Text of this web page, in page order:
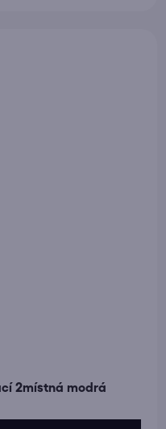
2místná modrá